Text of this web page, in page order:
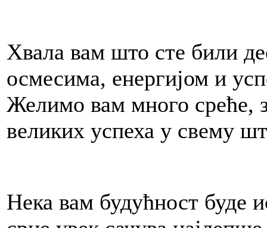
Хвала вам што сте били
осмесима, енергијом и
Желимо вам много среће,
великих успеха у свему
Нека вам будућност буде